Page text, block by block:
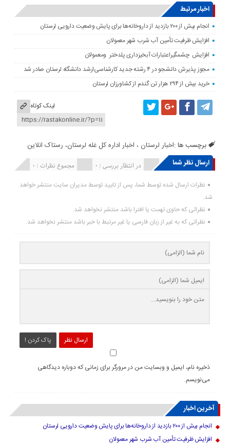
اخبار مرتبط
انجام بیش از ۲۰۰ بازدید از داروخانه‌ها برای پایش وضعیت دارویی لرستان
افزایش ظرفیت تأمین آب شرب شهر معمولان
افزایش چشمگیراعتبارات آبخیزداری پلدختر ومعمولان
مجوز پذیرش دانشجو در ۴ رشته جدید کارشناسی‌ارشد دانشگاه لرستان صادر شد
خرید بیش از ۲۹۴ هزار تن گندم از کشاورزان لرستان
لینک کوتاه
برچسب ها :اخبار لرستان ، اخبار اداره کل غله لرستان، رستاک انلاین
ارسال نظر شما
مجموع نظرات : 0 در انتظار بررسی : 0 انتشار یافته : ۰
نظرات ارسال شده توسط شما، پس از تایید توسط مدیران سایت منتشر خواهد
شد.
نظراتی که حاوی تهمت یا افترا باشد منتشر نخواهد شد.
نظراتی که به غیر از زبان فارسی یا غیر مرتبط با خبر باشد منتشر نخواهد شد.
ارسال نظر پاک کردن !
ذخیره نام، ایمیل و وبسایت من در مرورگر برای زمانی که دوباره دیدگاهی
می‌نویسم.
آخرین اخبار
انجام بیش از ۲۰۰ بازدید از داروخانه‌ها برای پایش وضعیت دارویی لرستان
افزایش ظرفیت تأمین آب شرب شهر معمولان